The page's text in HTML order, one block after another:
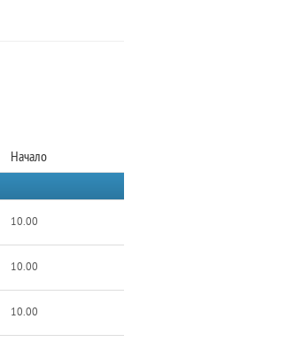
Начало
10.00
10.00
10.00